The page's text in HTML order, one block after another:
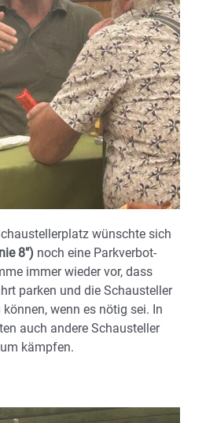
wünschte sich
8″) noch eine Parkverbot-
immer wieder vor, dass
parken und die Schausteller
wenn es nötig sei. In
auch andere Schausteller
kämpfen.